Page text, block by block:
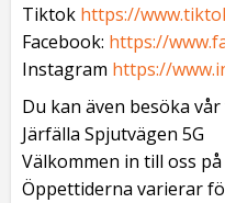
Tiktok https://
Facebook: https://
Instagram https://
Du kan även besöka
Järfälla Spjutvägen 5G
Välkommen in till oss
Öppettiderna varierar